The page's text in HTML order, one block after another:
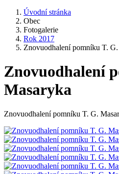
Úvodní stránka
Obec
Fotogalerie
Rok 2017
Znovuodhalení pomníku T.
Znovuodhalení
Masaryka
Znovuodhalení pomníku T. G.